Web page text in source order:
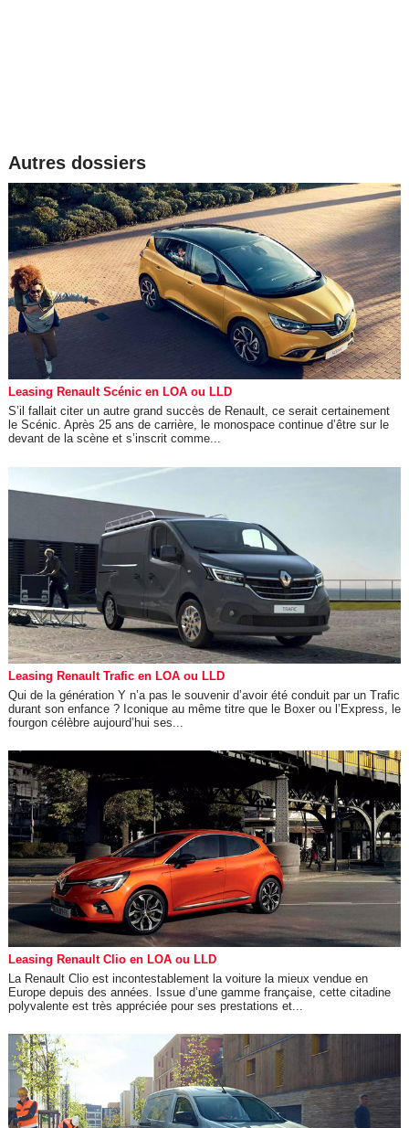
Autres dossiers
Leasing Renault Scénic en LOA ou LLD
S’il fallait citer un autre grand succès de Renault, ce serait certainement
le Scénic. Après 25 ans de carrière, le monospace continue d’être sur le
devant de la scène et s’inscrit comme...
Leasing Renault Trafic en LOA ou LLD
Qui de la génération Y n’a pas le souvenir d’avoir été conduit par un Trafic
durant son enfance ? Iconique au même titre que le Boxer ou l’Express, le
fourgon célèbre aujourd’hui ses...
Leasing Renault Clio en LOA ou LLD
La Renault Clio est incontestablement la voiture la mieux vendue en
Europe depuis des années. Issue d’une gamme française, cette citadine
polyvalente est très appréciée pour ses prestations et...